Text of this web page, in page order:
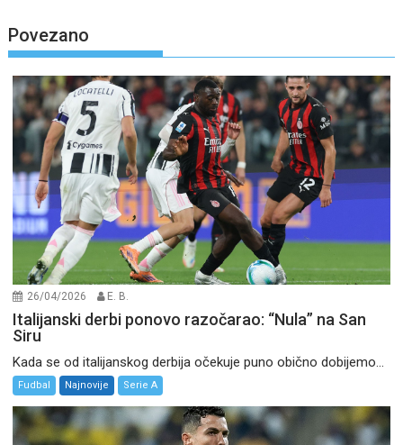
Povezano
26/04/2026 E. B.
Italijanski derbi ponovo razočarao: “Nula” na San
Siru
Kada se od italijanskog derbija očekuje puno obično dobijemo...
Fudbal Najnovije Serie A